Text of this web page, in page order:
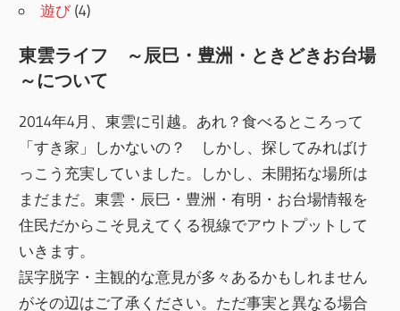
遊び (4)
東雲ライフ ～辰巳・豊洲・ときどきお台場
～について
2014年4月、東雲に引越。あれ？食べるところって
「すき家」しかないの？ しかし、探してみればけ
っこう充実していました。しかし、未開拓な場所は
まだまだ。東雲・辰巳・豊洲・有明・お台場情報を
住民だからこそ見えてくる視線でアウトプットして
いきます。
誤字脱字・主観的な意見が多々あるかもしれません
がその辺はご了承ください。ただ事実と異なる場合